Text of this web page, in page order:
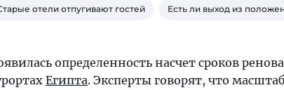
отели отпугивают гостей Есть ли выход из
определенность насчет сроков
Египта. Эксперты говорят, что